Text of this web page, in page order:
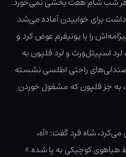
برای خوابیدن آماده می‌شد
را با یونیفرم عوض کرد و
اسپیتل‌ورث و لرد فلپون به
صندلی‌های راحتی اطلسی نشسته
به جز فلپون که مشغول خوردن
شاه فرِد گفت: «آه،
هیاهوی کوچیکی به پا شده.»